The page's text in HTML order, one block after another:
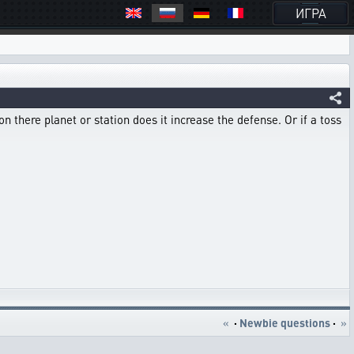
ИГРА
there planet or station does it increase the defense. Or if a toss
« · Newbie questions · »